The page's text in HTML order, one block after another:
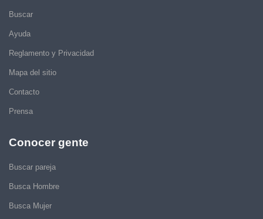
Buscar
Ayuda
Reglamento y Privacidad
Mapa del sitio
Contacto
Prensa
Conocer gente
Buscar pareja
Busca Hombre
Busca Mujer